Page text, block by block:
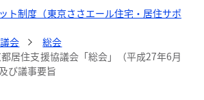
ト制度（東京ささエール住宅・居住サポ
会
総会
居住支援協議会「総会」（平成27年6月
び議事要旨